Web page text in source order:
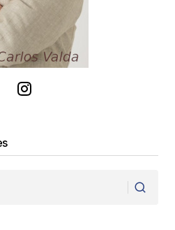
Política de
del servicio